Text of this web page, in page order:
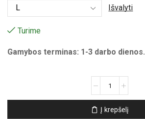
Išvalyti
Turime
Gamybos terminas: 1-3 darbo dienos.
Unisex
marškinėliai
Į krepšelį